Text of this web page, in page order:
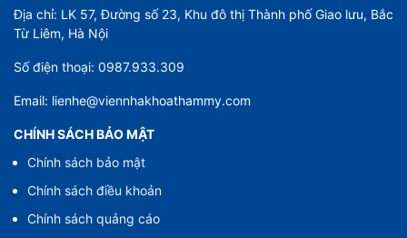
Địa chỉ: LK 57, Đường số 23, Khu đô thị Thành phố Giao lưu, Bắc
Từ Liêm, Hà Nội
Số điện thoại: 0987.933.309
Email: lienhe@viennhakhoathammy.com
CHÍNH SÁCH BẢO MẬT
Chính sách bảo mật
Chính sách điều khoản
Chính sách quảng cáo